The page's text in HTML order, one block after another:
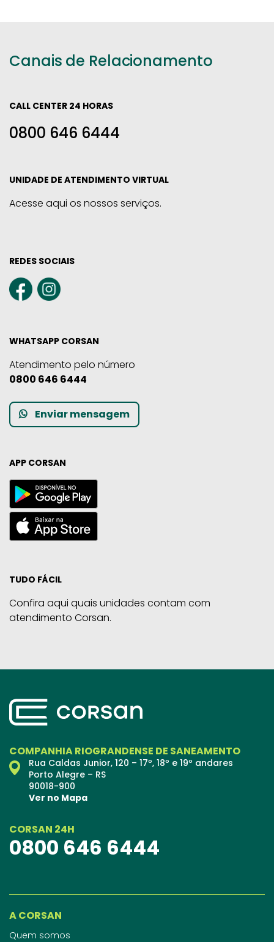
Canais de Relacionamento
CALL CENTER 24 HORAS
0800 646 6444
UNIDADE DE ATENDIMENTO VIRTUAL
Acesse aqui os nossos serviços.
REDES SOCIAIS
WHATSAPP CORSAN
Atendimento pelo número
0800 646 6444
Enviar mensagem
APP CORSAN
TUDO FÁCIL
Confira aqui quais unidades contam com
atendimento Corsan.
COMPANHIA RIOGRANDENSE DE SANEAMENTO
Rua Caldas Junior, 120 – 17º, 18º e 19º andares
Porto Alegre – RS
90018-900
Ver no Mapa
CORSAN 24H
0800 646 6444
A CORSAN
Quem somos